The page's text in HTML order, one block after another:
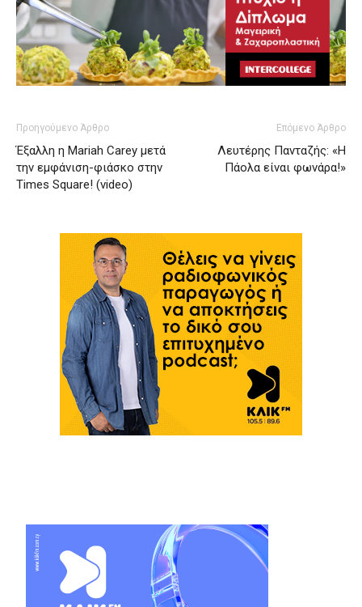
Προηγούμενο Άρθρο
Έξαλλη η Mariah Carey μετά
την εμφάνιση-φιάσκο στην
Times Square! (video)
Επόμενο Άρθρο
Λευτέρης Πανταζής: «Η
Πάολα είναι φωνάρα!»